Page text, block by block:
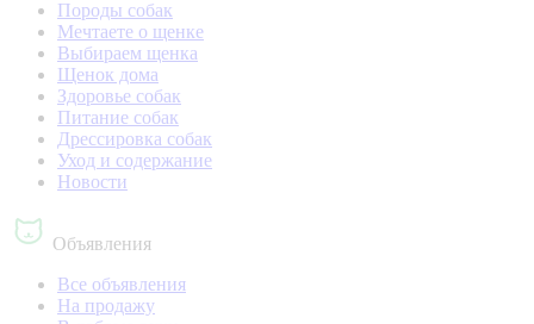
Породы собак
Мечтаете о щенке
Выбираем щенка
Щенок дома
Здоровье собак
Питание собак
Дрессировка собак
Уход и содержание
Новости
Объявления
Все объявления
На продажу